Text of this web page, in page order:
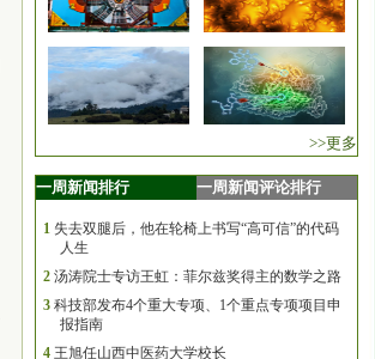
>>更多
一周新闻排行 一周新闻评论排行
1 失去双腿后，他在轮椅上书写“高可信”的代码
人生
2 汤涛院士专访王虹：菲尔兹奖得主的数学之路
3 科技部发布4个重大专项、1个重点专项项目申
报指南
4 王旭任山西中医药大学校长